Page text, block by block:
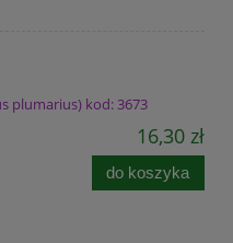
plumarius) kod: 3673
16,30 zł
do koszyka